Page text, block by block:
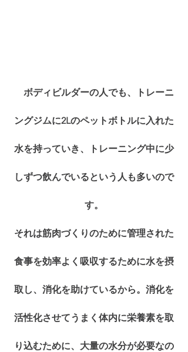
ボディビルダーの人でも、トレーニ
ングジムに2Lのペットボトルに入れた
水を持っていき、トレーニング中に少
しずつ飲んでいるという人も多いので
す。
それは筋肉づくりのために管理された
食事を効率よく吸収するために水を摂
取し、消化を助けているから。消化を
活性化させてうまく体内に栄養素を取
り込むために、大量の水分が必要なの